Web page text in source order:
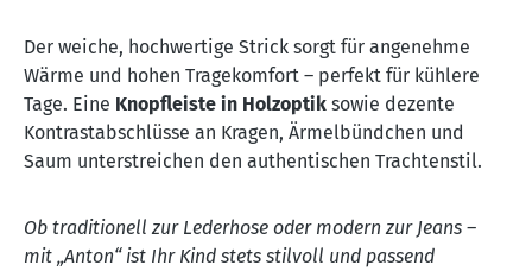
Der weiche, hochwertige Strick sorgt für angenehme
Wärme und hohen Tragekomfort – perfekt für kühlere
Tage. Eine Knopfleiste in Holzoptik sowie dezente
Kontrastabschlüsse an Kragen, Ärmelbündchen und
Saum unterstreichen den authentischen Trachtenstil.
Ob traditionell zur Lederhose oder modern zur Jeans –
mit „Anton“ ist Ihr Kind stets stilvoll und passend